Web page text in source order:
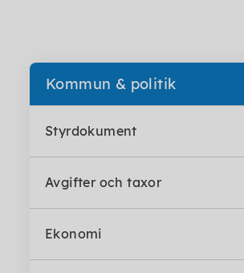
Kommun & politik
Styrdokument
Avgifter och taxor
Ekonomi